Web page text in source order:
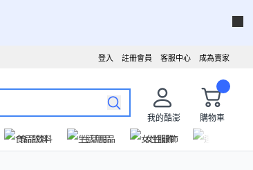
成為賣家
客服中心
註冊會員
登入
我的酷澎
購物車
食品飲料 生活用品 女性服飾